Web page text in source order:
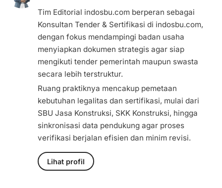
Tim Editorial indosbu.com berperan sebagai
Konsultan Tender & Sertifikasi di indosbu.com,
dengan fokus mendampingi badan usaha
menyiapkan dokumen strategis agar siap
mengikuti tender pemerintah maupun swasta
secara lebih terstruktur.
Ruang praktiknya mencakup pemetaan
kebutuhan legalitas dan sertifikasi, mulai dari
SBU Jasa Konstruksi, SKK Konstruksi, hingga
sinkronisasi data pendukung agar proses
verifikasi berjalan efisien dan minim revisi.
Lihat profil